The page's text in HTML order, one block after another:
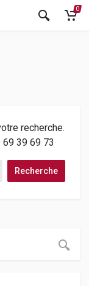
0
recherche.
39 69 73
Recherche